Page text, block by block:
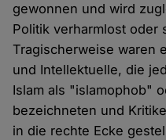
gewonnen und wird
Politik verharmlost oder
Tragischerweise waren
und Intellektuelle, die
Islam als "islamophob"
bezeichneten und
in die rechte Ecke